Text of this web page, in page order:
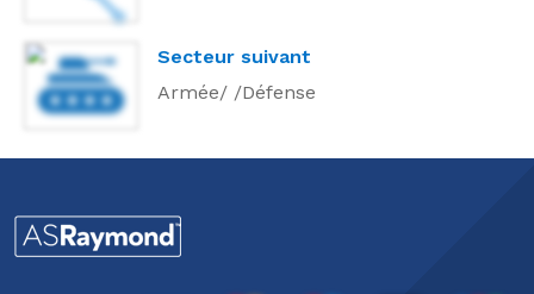
Secteur suivant
Armée/ /Défense